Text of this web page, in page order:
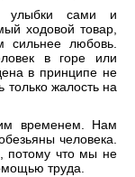
улыбки сами и
ходовой товар,
любовь.
в горе или
в принципе не
только жалость на
временем. Нам
человека.
потому что мы не
труда.